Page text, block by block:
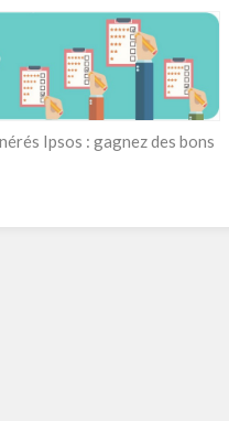
Ipsos : gagnez des bons